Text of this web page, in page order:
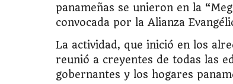
panameñas se unieron en la
convocada por la Alianza
La actividad, que inició en los
reunió a creyentes de todas las
gobernantes y los hogares